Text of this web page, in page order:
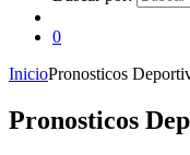
0
InicioPronosticos
Pronosticos